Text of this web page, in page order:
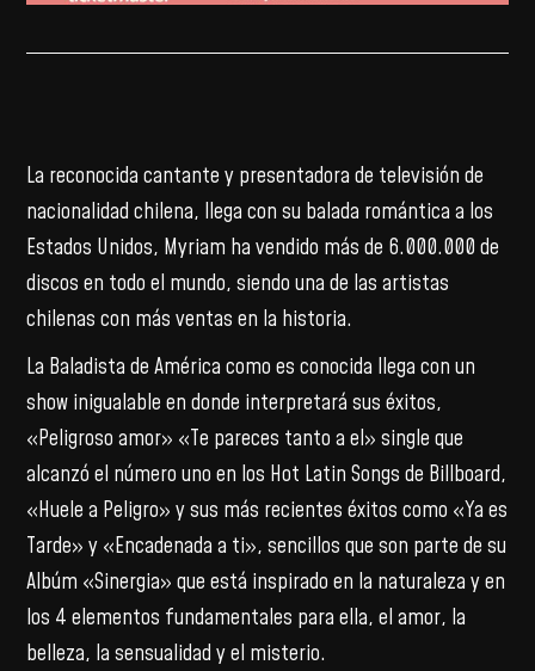
La reconocida cantante y presentadora de televisión de
nacionalidad chilena, llega con su balada romántica a los
Estados Unidos, Myriam ha vendido más de 6.000.000 de
discos en todo el mundo, siendo una de las artistas
chilenas con más ventas en la historia.
La Baladista de América como es conocida llega con un
show inigualable en donde interpretará sus éxitos,
«Peligroso amor» «Te pareces tanto a el» single que
alcanzó el número uno en los Hot Latin Songs de Billboard,
«Huele a Peligro» y sus más recientes éxitos como «Ya es
Tarde» y «Encadenada a ti», sencillos que son parte de su
Albúm «Sinergia» que está inspirado en la naturaleza y en
los 4 elementos fundamentales para ella, el amor, la
belleza, la sensualidad y el misterio.